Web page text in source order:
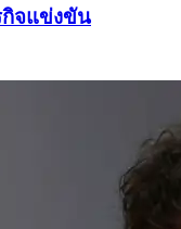
กิจแข่งขัน